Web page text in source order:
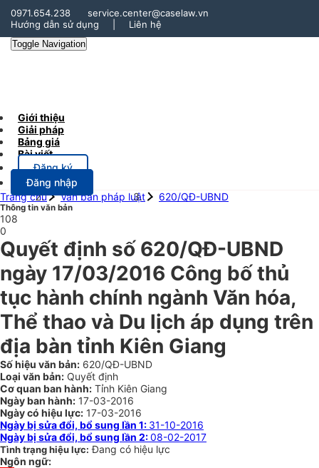
0971.654.238
service.center@caselaw.vn
Hướng dẫn sử dụng
Liên hệ
Toggle Navigation
Giới thiệu
Giải pháp
Bảng giá
Bài viết
Đăng ký
Đăng nhập
Trang chủ
Văn bản pháp luật 620/QĐ-UBND
Thông tin văn bản
108
0
Quyết định số 620/QĐ-UBND
ngày 17/03/2016 Công bố thủ
tục hành chính ngành Văn hóa,
Thể thao và Du lịch áp dụng trên
địa bàn tỉnh Kiên Giang
Số hiệu văn bản: 620/QĐ-UBND
Loại văn bản: Quyết định
Cơ quan ban hành: Tỉnh Kiên Giang
Ngày ban hành: 17-03-2016
Ngày có hiệu lực: 17-03-2016
Ngày bị sửa đổi, bổ sung lần 1: 31-10-2016
Ngày bị sửa đổi, bổ sung lần 2:08-02-2017
Tình trạng hiệu lực: Đang có hiệu lực
Ngôn ngữ: